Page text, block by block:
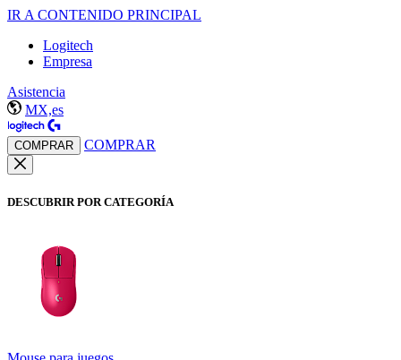
IR A CONTENIDO PRINCIPAL
Logitech
Empresa
Asistencia
MX,es
COMPRAR COMPRAR
DESCUBRIR POR CATEGORÍA